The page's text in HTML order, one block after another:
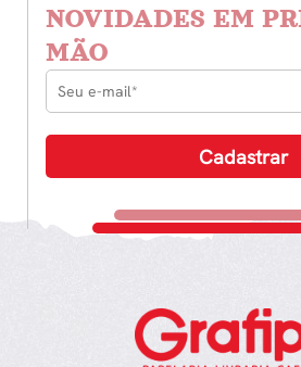
NOVIDADES EM
MÃO